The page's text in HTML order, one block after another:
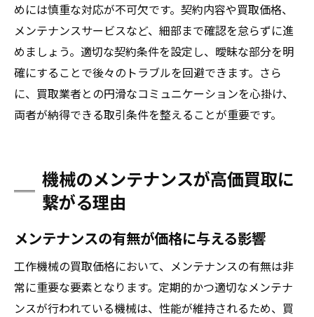
めには慎重な対応が不可欠です。契約内容や買取価格、
メンテナンスサービスなど、細部まで確認を怠らずに進
めましょう。適切な契約条件を設定し、曖昧な部分を明
確にすることで後々のトラブルを回避できます。さら
に、買取業者との円滑なコミュニケーションを心掛け、
両者が納得できる取引条件を整えることが重要です。
機械のメンテナンスが高価買取に
繋がる理由
メンテナンスの有無が価格に与える影響
工作機械の買取価格において、メンテナンスの有無は非
常に重要な要素となります。定期的かつ適切なメンテナ
ンスが行われている機械は、性能が維持されるため、買